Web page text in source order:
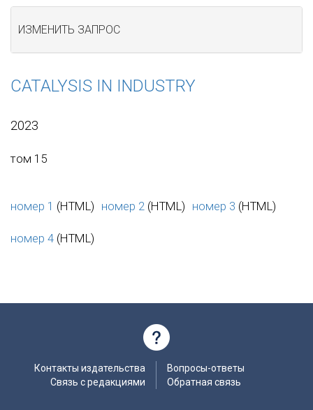
ИЗМЕНИТЬ ЗАПРОС
CATALYSIS IN INDUSTRY
2023
том 15
номер 1 (HTML) номер 2 (HTML) номер 3 (HTML)
номер 4 (HTML)
Контакты издательства
Связь с редакциями
Вопросы-ответы
Обратная связь